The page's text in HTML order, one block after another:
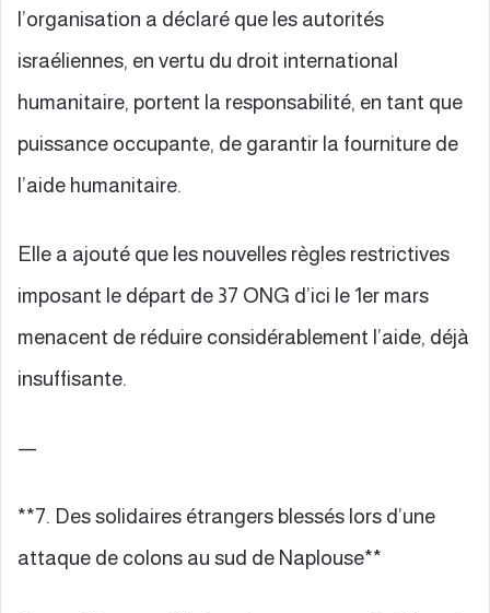
l’organisation a déclaré que les autorités
israéliennes, en vertu du droit international
humanitaire, portent la responsabilité, en tant que
puissance occupante, de garantir la fourniture de
l’aide humanitaire.
Elle a ajouté que les nouvelles règles restrictives
imposant le départ de 37 ONG d’ici le 1er mars
menacent de réduire considérablement l’aide, déjà
insuffisante.
—
**7. Des solidaires étrangers blessés lors d’une
attaque de colons au sud de Naplouse**